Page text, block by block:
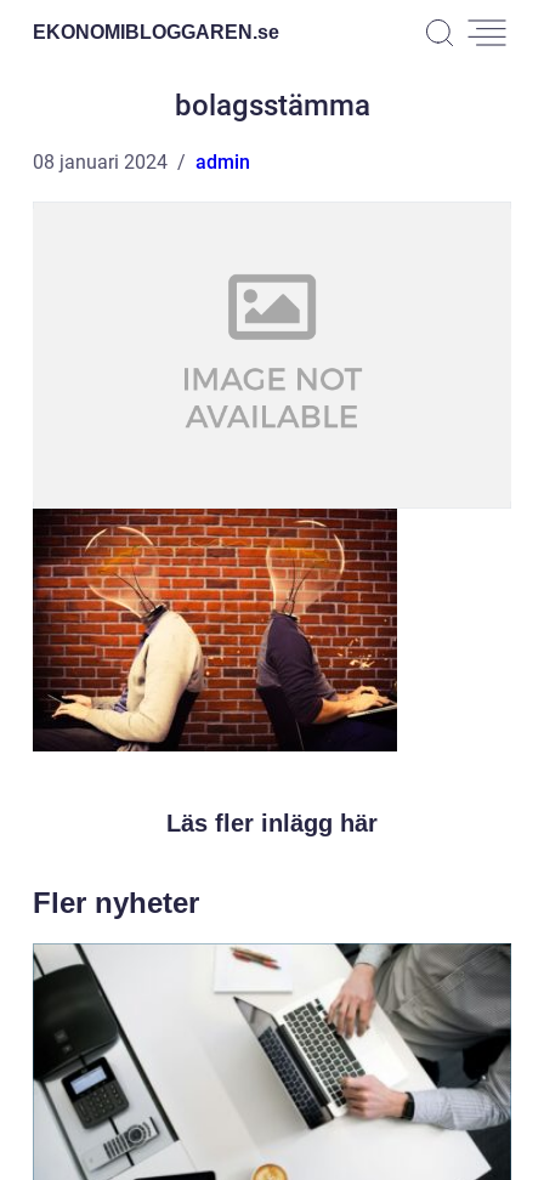
EKONOMIBLOGGAREN.se
bolagsstämma
08 januari 2024 admin
Läs fler inlägg här
Fler nyheter